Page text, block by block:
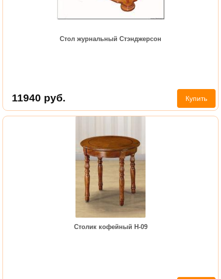
Стол журнальный Стэнджерсон
11940 руб. Купить
Столик кофейный Н-09